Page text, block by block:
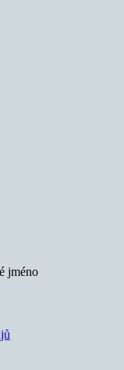
jméno